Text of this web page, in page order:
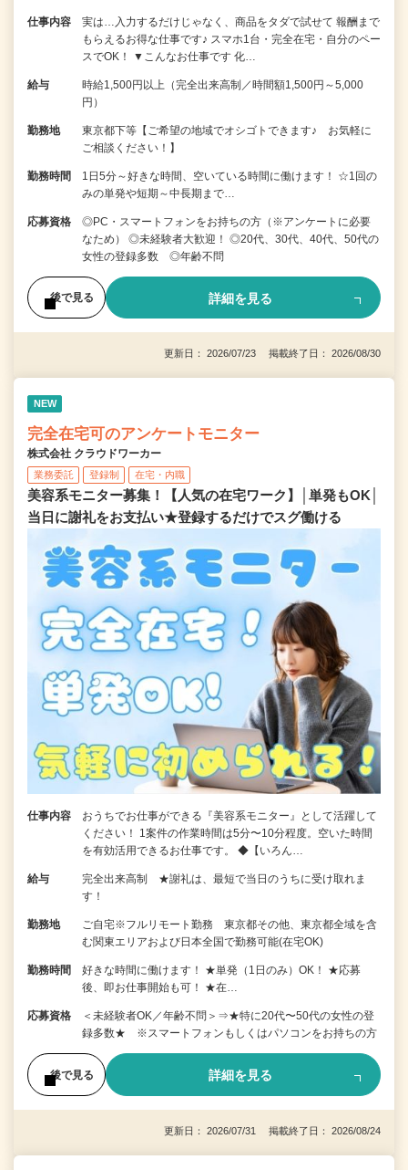
仕事内容
実は…入力するだけじゃなく、商品をタダで試せて 報酬まで
もらえるお得な仕事です♪ スマホ1台・完全在宅・自分のペー
スでOK！ ▼こんなお仕事です 化…
給与
時給1,500円以上（完全出来高制／時間額1,500円～5,000
円）
勤務地
東京都下等【ご希望の地域でオシゴトできます♪ お気軽に
ご相談ください！】
勤務時間
1日5分～好きな時間、空いている時間に働けます！ ☆1回の
みの単発や短期～中長期まで…
応募資格
◎PC・スマートフォンをお持ちの方（※アンケートに必要
なため） ◎未経験者大歓迎！ ◎20代、30代、40代、50代の
女性の登録多数 ◎年齢不問
後で見る 詳細を見る
更新日： 2026/07/23 掲載終了日： 2026/08/30
NEW
完全在宅可のアンケートモニター
株式会社 クラウドワーカー
業務委託 登録制 在宅・内職
美容系モニター募集！【人気の在宅ワーク】│単発もOK│
当日に謝礼をお支払い★登録するだけでスグ働ける
仕事内容
おうちでお仕事ができる『美容系モニター』として活躍して
ください！ 1案件の作業時間は5分〜10分程度。空いた時間
を有効活用できるお仕事です。 ◆【いろん…
給与
完全出来高制 ★謝礼は、最短で当日のうちに受け取れま
す！
勤務地
ご自宅※フルリモート勤務 東京都その他、東京都全域を含
む関東エリアおよび日本全国で勤務可能(在宅OK)
勤務時間
好きな時間に働けます！ ★単発（1日のみ）OK！ ★応募
後、即お仕事開始も可！ ★在…
応募資格
＜未経験者OK／年齢不問＞⇒★特に20代〜50代の女性の登
録多数★ ※スマートフォンもしくはパソコンをお持ちの方
後で見る 詳細を見る
更新日： 2026/07/31 掲載終了日： 2026/08/24